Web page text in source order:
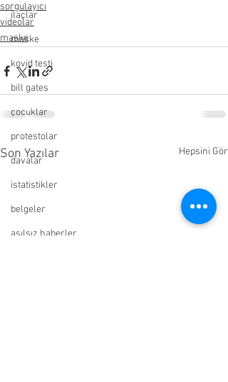
ilaçlar
maske
kovid testi
bill gates
çocuklar
protestolar
davalar
istatistikler
belgeler
asılsız haberler
sorgulayıcı
videolar
maske
Son Yazılar Hepsini Gör